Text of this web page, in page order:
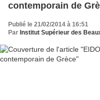
contemporain de
Publié le 21/02/2014 à 16:51
Par Institut Supérieur des